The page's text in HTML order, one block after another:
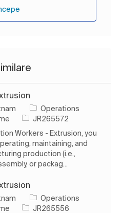
Operations
Job IdJR265572
Workers - Extrusion, you
maintaining, and
production (i.e.,
or packag...
Operations
Job IdJR265556